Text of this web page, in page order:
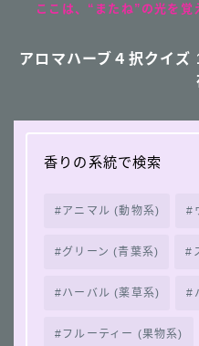
ここは、“またね”の光を覚
アロマハーブ４択クイ
香りの系統で検索
アニマル (動物系)
グリーン (青葉系)
ハーバル (薬草系)
フルーティー (果物系)